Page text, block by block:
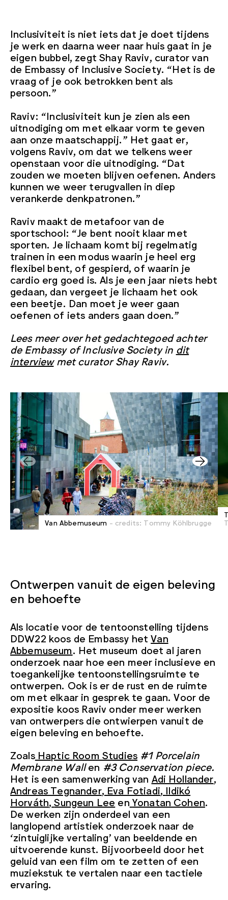
Inclusiviteit is niet iets dat je doet tijdens
je werk en daarna weer naar huis gaat in je
eigen bubbel, zegt Shay Raviv, curator van
de Embassy of Inclusive Society. “Het is de
vraag of je ook betrokken bent als
persoon.”
Raviv: “Inclusiviteit kun je zien als een
uitnodiging om met elkaar vorm te geven
aan onze maatschappij.” Het gaat er,
volgens Raviv, om dat we telkens weer
openstaan voor die uitnodiging. “Dat
zouden we moeten blijven oefenen. Anders
kunnen we weer terugvallen in diep
verankerde denkpatronen.”
Raviv maakt de metafoor van de
sportschool: “Je bent nooit klaar met
sporten. Je lichaam komt bij regelmatig
trainen in een modus waarin je heel erg
flexibel bent, of gespierd, of waarin je
cardio erg goed is. Als je een jaar niets hebt
gedaan, dan vergeet je lichaam het ook
een beetje. Dan moet je weer gaan
oefenen of iets anders gaan doen.”
Lees meer over het gedachtegoed achter
de Embassy of Inclusive Society in dit
interviewmet curator Shay Raviv.
Van Abbemuseum - credits: Tommy Köhlbrugge
Ontwerpen vanuit de eigen beleving
en behoefte
Als locatie voor de tentoonstelling tijdens
DDW22 koos de Embassy het Van
Abbemuseum. Het museum doet al jaren
onderzoek naar hoe een meer inclusieve en
toegankelijke tentoonstellingsruimte te
ontwerpen. Ook is er de rust en de ruimte
om met elkaar in gesprek te gaan. Voor de
expositie koos Raviv onder meer werken
van ontwerpers die ontwierpen vanuit de
eigen beleving en behoefte.
Zoals Haptic Room Studies #1 Porcelain
Membrane Wallen #3 Conservation piece.
Het is een samenwerking van Adi Hollander,
Andreas Tegnander, Eva Fotiadi, Ildikó
Horváth, Sungeun Lee en Yonatan Cohen.
De werken zijn onderdeel van een
langlopend artistiek onderzoek naar de
‘zintuiglijke vertaling’ van beeldende en
uitvoerende kunst. Bijvoorbeeld door het
geluid van een film om te zetten of een
muziekstuk te vertalen naar een tactiele
ervaring.